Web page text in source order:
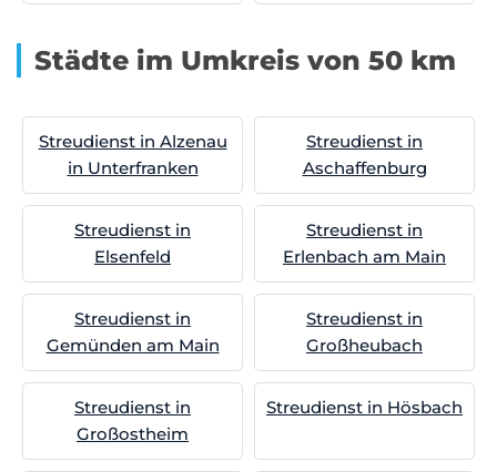
Städte im Umkreis von 50 km
Streudienst in Alzenau
in Unterfranken
Streudienst in
Aschaffenburg
Streudienst in
Elsenfeld
Streudienst in
Erlenbach am Main
Streudienst in
Gemünden am Main
Streudienst in
Großheubach
Streudienst in
Großostheim
Streudienst in Hösbach